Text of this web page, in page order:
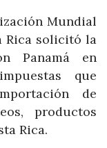
Mundial
Rica solicitó la
Panamá en
que
de
productos
Rica.